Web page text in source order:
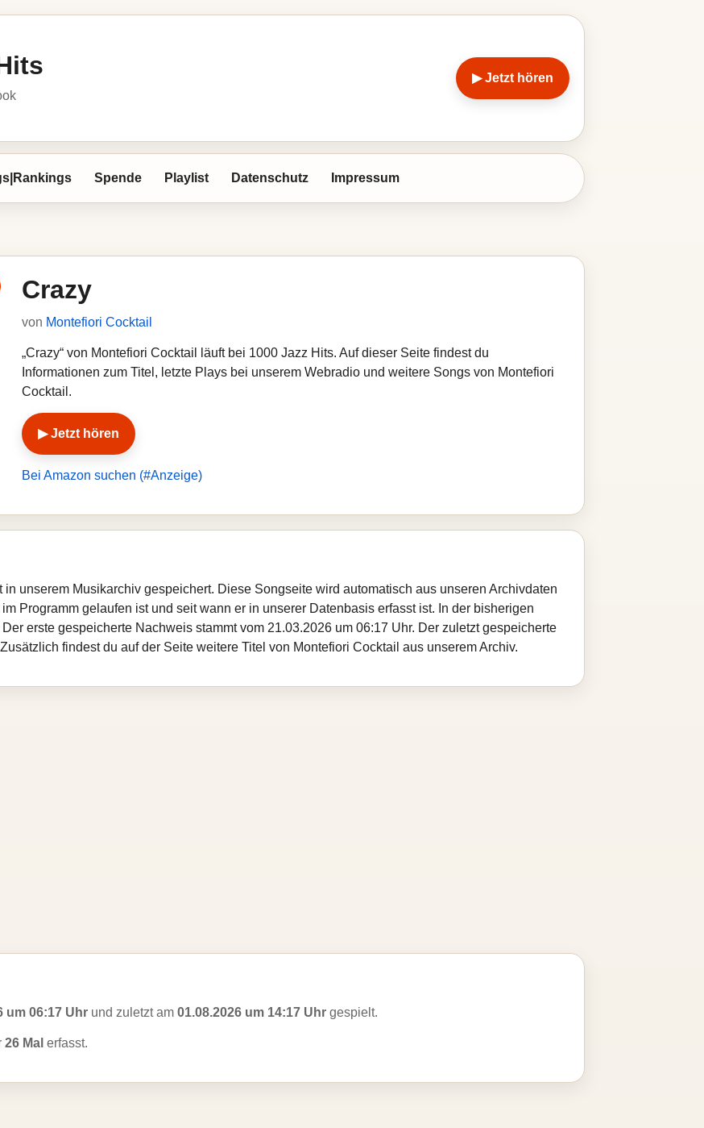
▶ Jetzt hören
Spende Playlist Datenschutz Impressum
Crazy
von Montefiori Cocktail
„Crazy“ von Montefiori Cocktail läuft bei 1000 Jazz Hits. Auf dieser Seite findest du
Informationen zum Titel, letzte Plays bei unserem Webradio und weitere Songs von Montefiori
Cocktail.
▶ Jetzt hören
Bei Amazon suchen (#Anzeige)
in unserem Musikarchiv gespeichert. Diese Songseite wird automatisch aus unseren Archivdaten
Programm gelaufen ist und seit wann er in unserer Datenbasis erfasst ist. In der bisherigen
erste gespeicherte Nachweis stammt vom 21.03.2026 um 06:17 Uhr. Der zuletzt gespeicherte
findest du auf der Seite weitere Titel von Montefiori Cocktail aus unserem Archiv.
um 06:17 Uhr und zuletzt am 01.08.2026 um 14:17 Uhr gespielt.
26 Mal erfasst.